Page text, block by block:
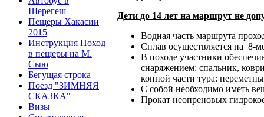
Шерегеш
Пещеры Хакасии
2015
Инструкция Поход
в пещеры на М.
Сыю
Бегущая строка
Поезд "ЗИМНЯЯ
СКАЗКА"
Визы
Дети до 14 лет на маршрут не
Водная часть маршрута
Сплав осуществляется на 8-
В походе участники
снаряжением: спальник,
конной части тура:
С собой необходимо иметь
Прокат неопреновых